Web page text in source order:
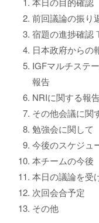
前回議論の振り
宿題の進捗確認
日本政府からの
IGFマルチステ
報告
NRIに関する報
その他会議に関
勉強会に関して
今後のスケジュ
本チームの今後
本日の議論を受
次回会合予定
その他